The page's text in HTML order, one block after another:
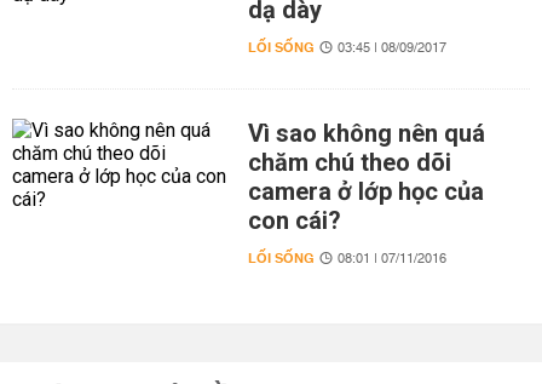
dạ dày
LỐI SỐNG 03:45 | 08/09/2017
Vì sao không nên quá
chăm chú theo dõi
camera ở lớp học của
con cái?
LỐI SỐNG 08:01 | 07/11/2016